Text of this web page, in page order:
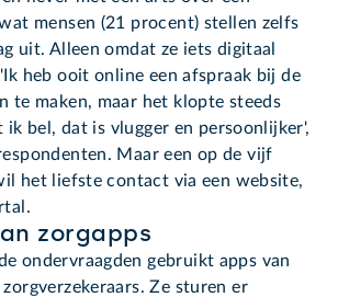
mensen (21 procent) stellen zelfs
uit. Alleen omdat ze iets digitaal
heb ooit online een afspraak bij de
te maken, maar het klopte steeds
ik bel, dat is vlugger en persoonlijker',
Maar een op de vijf
het liefste contact via een website,
zorgapps
ondervraagden gebruikt apps van
Ze sturen er